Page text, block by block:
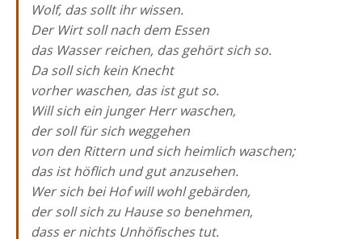
Wolf, das sollt ihr wissen.
Der Wirt soll nach dem Essen
das Wasser reichen, das gehört sich so.
Da soll sich kein Knecht
vorher waschen, das ist gut so.
Will sich ein junger Herr waschen,
der soll für sich weggehen
von den Rittern und sich heimlich waschen;
das ist höflich und gut anzusehen.
Wer sich bei Hof will wohl gebärden,
der soll sich zu Hause so benehmen,
dass er nichts Unhöfisches tut.